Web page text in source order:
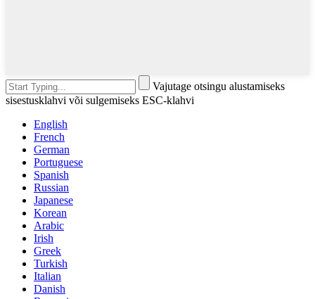
Vajutage otsingu alustamiseks
sisestusklahvi või sulgemiseks ESC-klahvi
English
French
German
Portuguese
Spanish
Russian
Japanese
Korean
Arabic
Irish
Greek
Turkish
Italian
Danish